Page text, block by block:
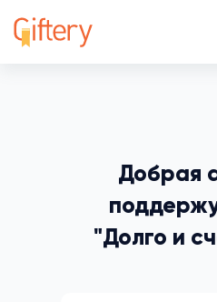
Добрая
"Долго и